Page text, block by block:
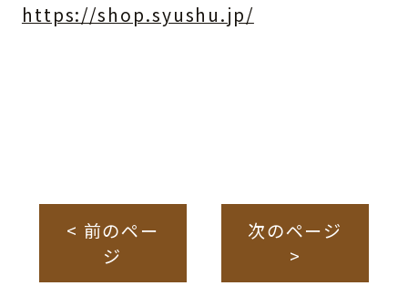
https://shop.syushu.jp/
< 前のペー
ジ
次のページ
>